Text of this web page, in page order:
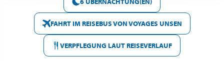
FAHRT IM REISEBUS VON VOYAGES UNSEN
VERPFLEGUNG LAUT REISEVERLAUF